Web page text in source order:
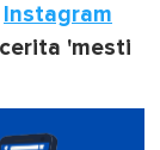
Instagram
'mesti